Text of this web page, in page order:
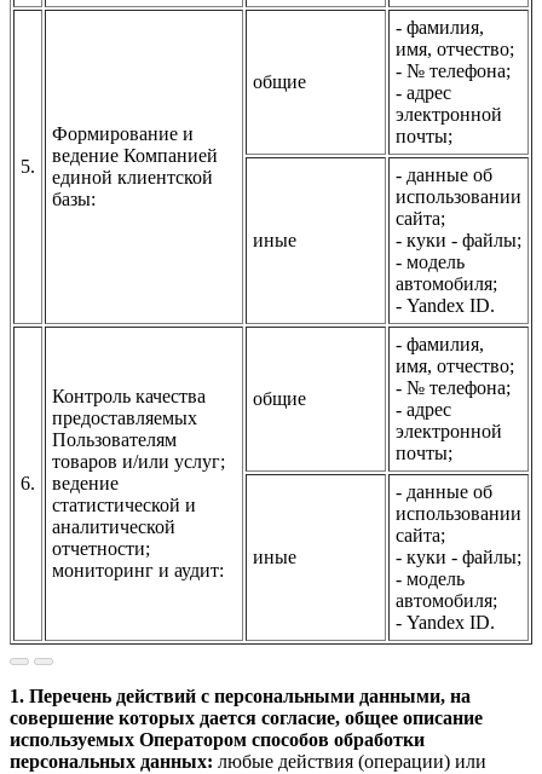
5.
Формирование и
ведение Компанией
единой клиентской
базы:
общие
- фамилия,
имя, отчество;
- № телефона;
- адрес
электронной
почты;
иные
- данные об
использовании
сайта;
- куки - файлы;
- модель
автомобиля;
- Yandex ID.
6.
Контроль качества
предоставляемых
Пользователям
товаров и/или услуг;
ведение
статистической и
аналитической
отчетности;
мониторинг и аудит:
общие
- фамилия,
имя, отчество;
- № телефона;
- адрес
электронной
почты;
иные
- данные об
использовании
сайта;
- куки - файлы;
- модель
автомобиля;
- Yandex ID.
1. Перечень действий с персональными данными, на
совершение которых дается согласие, общее описание
используемых Оператором способов обработки
персональных данных: любые действия (операции) или